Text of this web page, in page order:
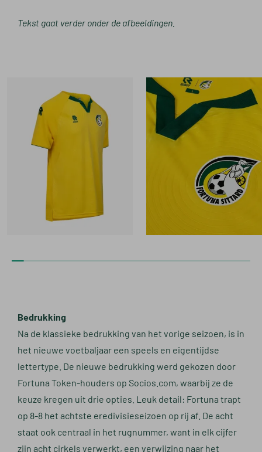
Tekst gaat verder onder de afbeeldingen.
Bedrukking
Na de klassieke bedrukking van het vorige seizoen, is in
het nieuwe voetbaljaar een speels en eigentijdse
lettertype. De nieuwe bedrukking werd gekozen door
Fortuna Token-houders op Socios.com, waarbij ze de
keuze kregen uit drie opties. Leuk detail: Fortuna trapt
op 8-8 het achtste eredivisieseizoen op rij af. De acht
staat ook centraal in het rugnummer, want in elk cijfer
zijn acht cirkels verwerkt, een verwijzing naar het